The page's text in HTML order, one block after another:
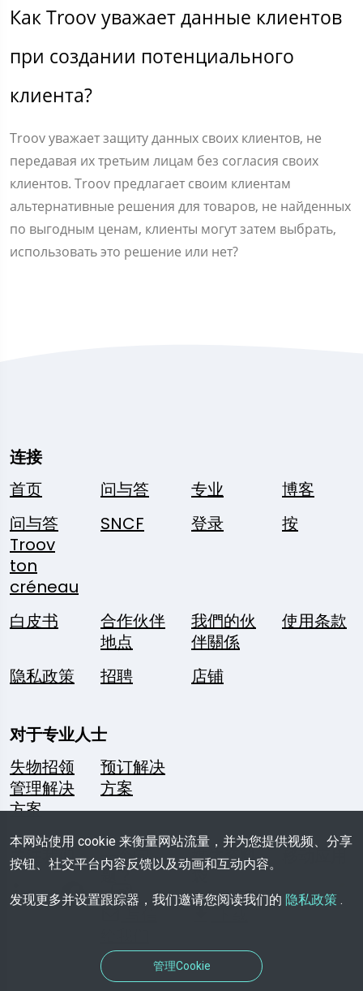
Как Troov уважает данные клиентов
при создании потенциального
клиента?
Troov уважает защиту данных своих клиентов, не
передавая их третьим лицам без согласия своих
клиентов. Troov предлагает своим клиентам
альтернативные решения для товаров, не найденных
по выгодным ценам, клиенты могут затем выбрать,
использовать это решение или нет?
连接
首页
问与答 专业
博客
问与答
Troov
ton
créneau
SNCF 登录 按
白皮书
合作伙伴
地点
我們的伙
伴關係
使用条款
隐私政策 招聘 店铺
对于专业人士
失物招领
管理解决
方案
预订解决
方案
关注我们
一个问
题？
媒体资料
袋
下载
移动应用
本网站使用 cookie 来衡量网站流量，并为您提供视频、分享
按钮、社交平台内容反馈以及动画和互动内容。
发现更多并设置跟踪器，我们邀请您阅读我们的 隐私政策 .
管理Cookie